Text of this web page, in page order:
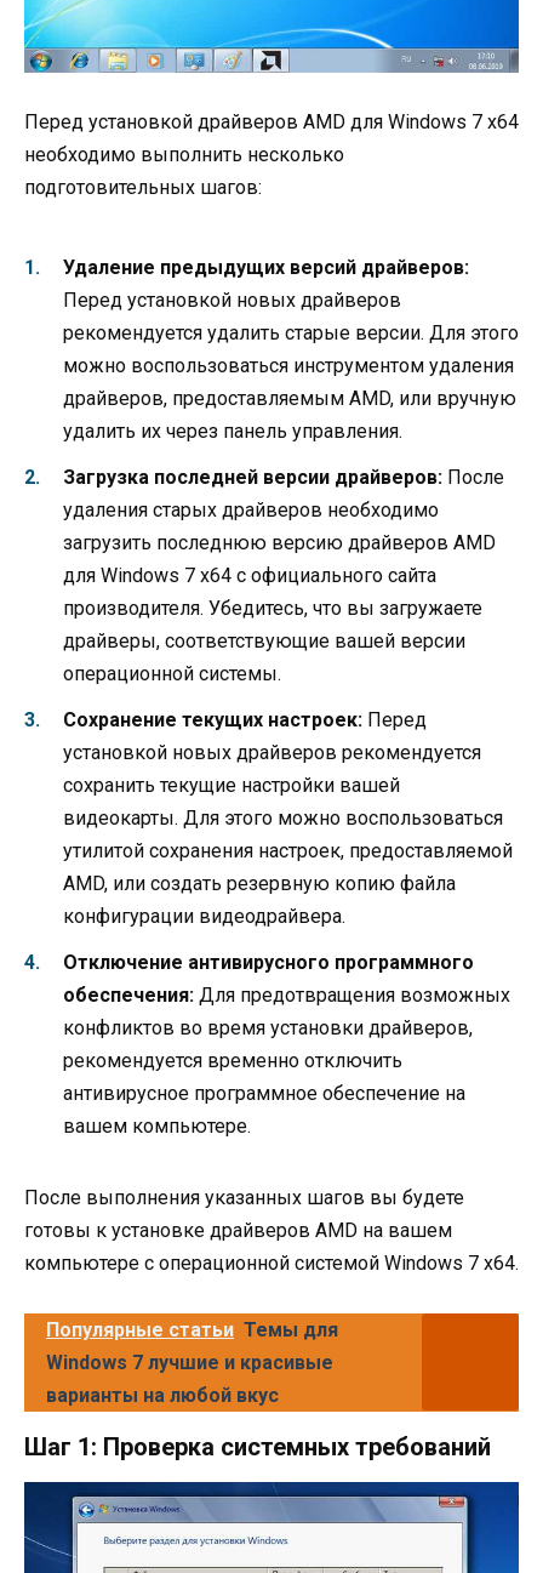
Перед установкой драйверов AMD для Windows 7 x64
необходимо выполнить несколько
подготовительных шагов:
Удаление предыдущих версий драйверов:
Перед установкой новых драйверов
рекомендуется удалить старые версии. Для этого
можно воспользоваться инструментом удаления
драйверов, предоставляемым AMD, или вручную
удалить их через панель управления.
Загрузка последней версии драйверов: После
удаления старых драйверов необходимо
загрузить последнюю версию драйверов AMD
для Windows 7 x64 с официального сайта
производителя. Убедитесь, что вы загружаете
драйверы, соответствующие вашей версии
операционной системы.
Сохранение текущих настроек: Перед
установкой новых драйверов рекомендуется
сохранить текущие настройки вашей
видеокарты. Для этого можно воспользоваться
утилитой сохранения настроек, предоставляемой
AMD, или создать резервную копию файла
конфигурации видеодрайвера.
Отключение антивирусного программного
обеспечения: Для предотвращения возможных
конфликтов во время установки драйверов,
рекомендуется временно отключить
антивирусное программное обеспечение на
вашем компьютере.
После выполнения указанных шагов вы будете
готовы к установке драйверов AMD на вашем
компьютере с операционной системой Windows 7 x64.
Популярные статьи Темы для
Windows 7 лучшие и красивые
варианты на любой вкус
Шаг 1: Проверка системных требований